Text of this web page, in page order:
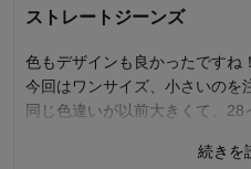
お気に入りポイント：
身長（cm）：
サイズ： 大
ストレートジーンズ
色もデザインも良かったですね！
今回はワンサイズ、小さいのを
同じ色違いが以前大きくて、28
人が参考
続きを